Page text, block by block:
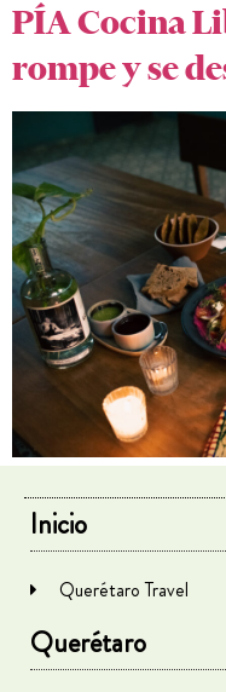
PÍA Cocina
rompe y se
Inicio
Querétaro Travel
Querétaro